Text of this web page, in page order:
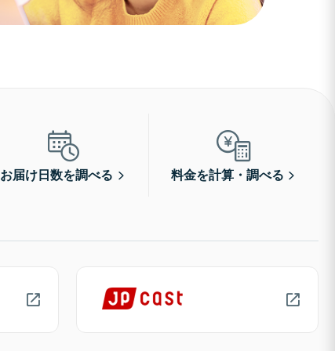
お届け日数を調べる 料金を計算・調べる